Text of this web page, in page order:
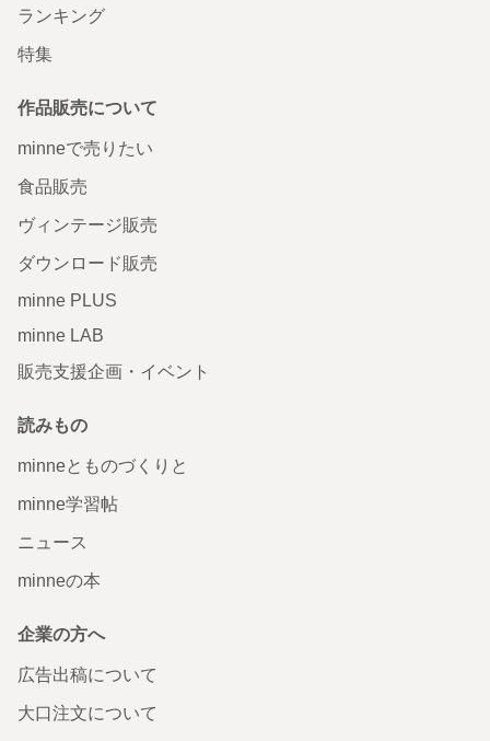
ランキング
特集
作品販売について
minneで売りたい
食品販売
ヴィンテージ販売
ダウンロード販売
minne PLUS
minne LAB
販売支援企画・イベント
読みもの
minneとものづくりと
minne学習帖
ニュース
minneの本
企業の方へ
広告出稿について
大口注文について